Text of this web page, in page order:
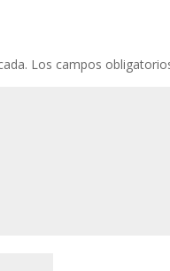
Los campos